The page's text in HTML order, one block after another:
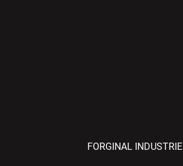
FORGINAL INDUSTRIE